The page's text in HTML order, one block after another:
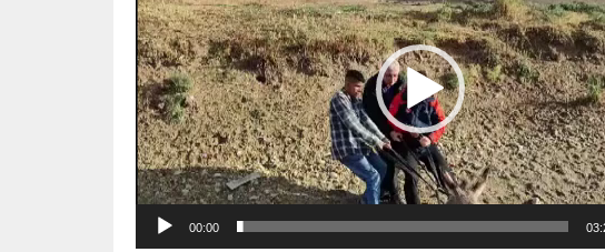
00:00